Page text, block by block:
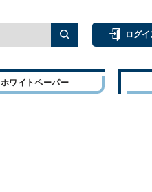
ログイ
ホワイトペーパー